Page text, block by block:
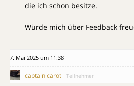
die ich schon besitze.
Würde mich über Feedback
7. Mai 2025 um 11:38
captain carot Teilnehmer